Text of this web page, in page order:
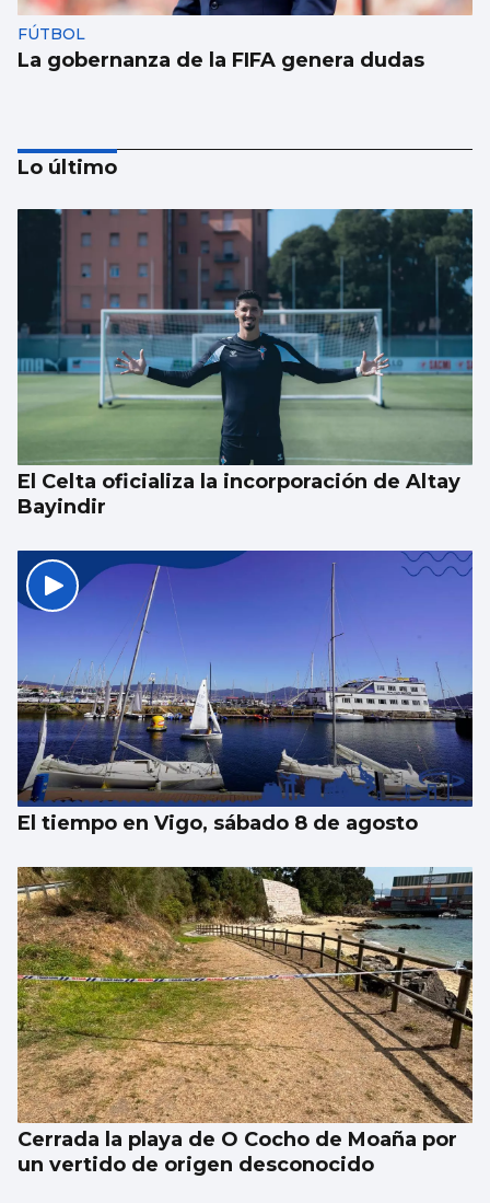
FÚTBOL
La gobernanza de la FIFA genera dudas
Taparse la boca, amarilla
Lo último
El Celta oficializa la incorporación de Altay
Bayindir
El tiempo en Vigo, sábado 8 de agosto
Cerrada la playa de O Cocho de Moaña por
un vertido de origen desconocido